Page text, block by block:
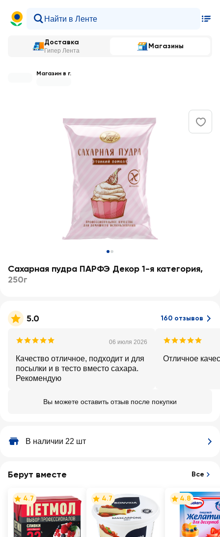
Доставка
Гипер Лента
Магазины
Магазин в г.
Сахарная пудра ПАРФЭ Декор 1-я категория,
250г
5.0 160 отзывов
06 июля 2026
Качество отличное, подходит и для
посылки и в тесто вместо сахара.
Рекомендую
Отличное
Вы можете оставить отзыв после покупки
В наличии 22 шт
Берут вместе Все
4.7 4.7 4.8